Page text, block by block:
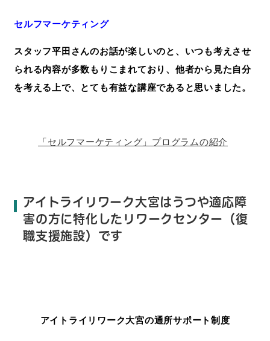
セルフマーケティング
スタッフ平田さんのお話が楽しいのと、いつも考えさせ
られる内容が多数もりこまれており、他者から見た自分
を考える上で、とても有益な講座であると思いました。
「セルフマーケティング」プログラムの紹介
アイトライリワーク大宮はうつや適応障
害の方に特化したリワークセンター（復
職支援施設）です
アイトライリワーク大宮の通所サポート制度